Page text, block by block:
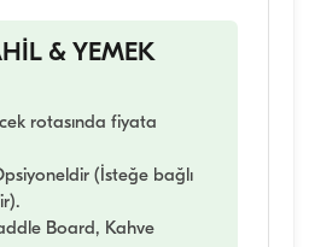
& YEMEK
rotasında fiyata
(İsteğe bağlı
Board, Kahve